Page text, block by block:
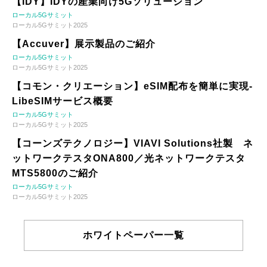
ローカル5Gサミット
ローカル5Gサミット2025
【Accuver】展示製品のご紹介
ローカル5Gサミット
ローカル5Gサミット2025
【コモン・クリエーション】eSIM配布を簡単に実現-
LibeSIMサービス概要
ローカル5Gサミット
ローカル5Gサミット2025
【コーンズテクノロジー】VIAVI Solutions社製 ネ
ットワークテスタONA800／光ネットワークテスタ
MTS5800のご紹介
ローカル5Gサミット
ローカル5Gサミット2025
ホワイトペーパー一覧